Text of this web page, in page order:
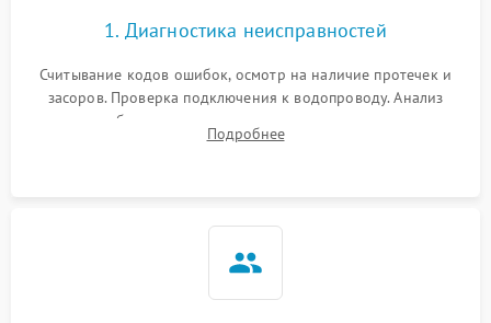
Проблемы с1. Диагностика неисправностей
Считывание кодов ошибок, осмотр на наличие протечек и
засоров. Проверка подключения к водопроводу. Анализ
жалоб на отсутствие слива, нагрева, вращения
разбрызгивателей или срабатывание системы защиты
Подробнее